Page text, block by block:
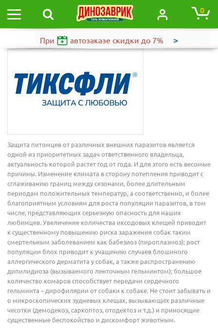
0
При автозаказе скидки до 7% >
Защита питомцев от различных внешних паразитов является
одной из приоритетных задач ответственного владельца,
актуальность которой растет год от года. И для этого есть весомые
причины. Изменение климата в сторону потепления приводит с
сглаживанию границ между сезонами, более длительным
периодам положительных температур, а соответственно, и более
благоприятным условиям для роста популяции паразитов, в том
числе, представляющих серьезную опасность для наших
любимцев. Увеличение количества иксодовых клещей приводит
к существенному повышению риска заражения собак таким
смертельным заболеванием как бабезиоз (пироплазмоз); рост
популяции блох приводит к учащению случаев блошиного
аллергического дерматита у собак, а также распространению
дипилидиоза (вызываемого ленточным гельминтом); большое
количество комаров способствует передачи сердечного
гельминта – дирофилярии от собаки к собаке. Не стоит забывать и
о микроскопических зудневых клещах, вызывающих различные
чесотки (демодекоз, саркоптоз, отодектоз и т.д.) и приносящие
существенные беспокойство и дискомфорт животным.